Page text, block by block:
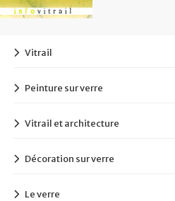
Vitrail
Peinture sur verre
Vitrail et architecture
Décoration sur verre
Le verre